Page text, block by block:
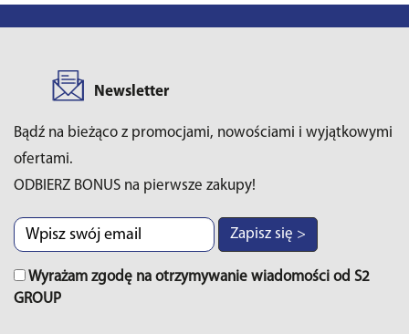
Newsletter
Bądź na bieżąco z promocjami, nowościami i wyjątkowymi
ofertami.
ODBIERZ BONUS na pierwsze zakupy!
Zapisz się >
Wyrażam zgodę na otrzymywanie wiadomości od S2
GROUP